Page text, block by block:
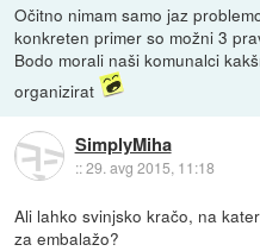
Očitno nimam samo jaz
konkreten primer so možni 3
Bodo morali naši komunalci
organizirat
SimplyMiha
::29. avg 2015, 11:18
Ali lahko svinjsko kračo, na
za embalažo?